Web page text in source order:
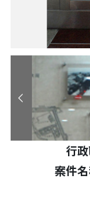
公共藝術作品
行
案件